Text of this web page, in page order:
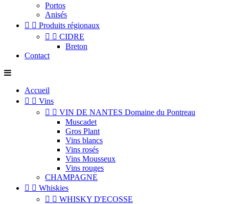
Portos
Anisés
  Produits régionaux
  CIDRE
Breton
Contact
Accueil
  Vins
  VIN DE NANTES Domaine du Pontreau
Muscadet
Gros Plant
Vins blancs
Vins rosés
Vins Mousseux
Vins rouges
CHAMPAGNE
  Whiskies
  WHISKY D'ECOSSE